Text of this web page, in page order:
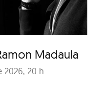
Madaula
2026, 20 h